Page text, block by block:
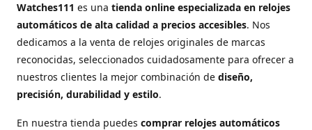
Watches111 es una tienda online especializada en relojes
automáticos de alta calidad a precios accesibles. Nos
dedicamos a la venta de relojes originales de marcas
reconocidas, seleccionados cuidadosamente para ofrecer a
nuestros clientes la mejor combinación de diseño,
precisión, durabilidad y estilo.
En nuestra tienda puedes comprar relojes automáticos